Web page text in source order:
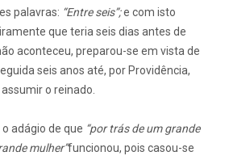
palavras: “Entre seis”;e com isto
que teria seis dias antes de
aconteceu, preparou-se em vista de
seis anos até, por Providência,
assumir o reinado.
adágio de que “por trás de um grande
mulher”funcionou, pois casou-se